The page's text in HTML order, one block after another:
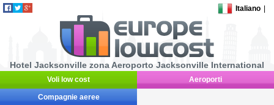
Italiano
Hotel Jacksonville zona Aeroporto Jacksonville International
Voli low cost Aeroporti
Compagnie aeree